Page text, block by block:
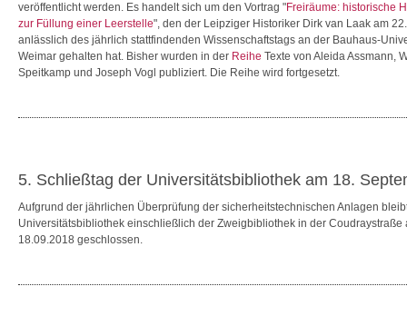
veröffentlicht werden. Es handelt sich um den Vortrag "Freiräume: historische
zur Füllung einer Leerstelle", den der Leipziger Historiker Dirk van Laak am
anlässlich des jährlich stattfindenden Wissenschaftstags an der Bauhaus-
Weimar gehalten hat. Bisher wurden in der Reihe Texte von Aleida Assmann,
Speitkamp und Joseph Vogl publiziert. Die Reihe wird fortgesetzt.
5. Schließtag der Universitätsbibliothek am 18.
Aufgrund der jährlichen Überprüfung der sicherheitstechnischen Anlagen
Universitätsbibliothek einschließlich der Zweigbibliothek in der Coudraystraße
18.09.2018 geschlossen.